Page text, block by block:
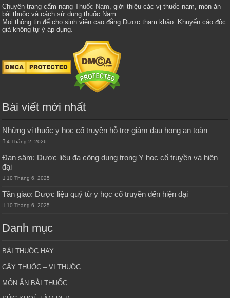
Chuyên trang cẩm nangThuốc Nam, giới thiệu các vị thuốc nam, món ăn
bài thuốc và cách sử dụng thuốc Nam.
Mọi thông tin để cho sinh viên cao đẳng Dược tham khảo. Khuyến cáo độc
giả không tự ý áp dụng.
Bài viết mới nhất
Những vị thuốc y học cổ truyền hỗ trợ giảm đau họng an toàn
4 Tháng 2, 2026
Đan sâm: Dược liệu đa công dụng trong Y học cổ truyền và hiện
đại
10 Tháng 6, 2025
Tần giao: Dược liệu quý từ y học cổ truyền đến hiện đại
10 Tháng 6, 2025
Danh mục
BÀI THUỐC HAY
CÂY THUỐC – VỊ THUỐC
MÓN ĂN BÀI THUỐC